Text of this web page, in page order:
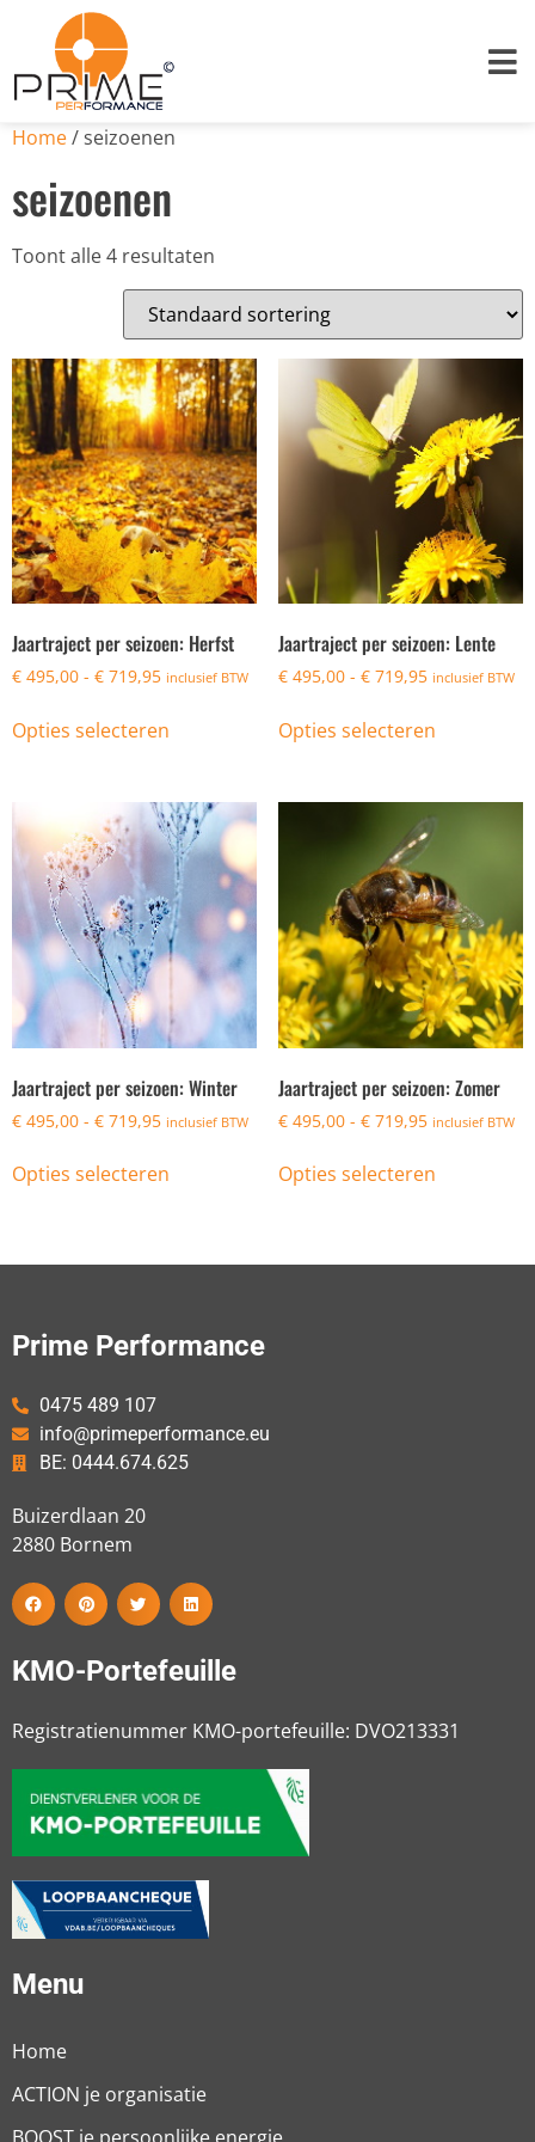
Home/ seizoenen
seizoenen
Toont alle 4 resultaten
Jaartraject per seizoen: Herfst
€ 495,00 - € 719,95 inclusief BTW
Opties selecteren
Jaartraject per seizoen: Lente
€495,00 - €719,95 inclusief BTW
Opties selecteren
Jaartraject per seizoen: Winter
€ 495,00 - € 719,95 inclusief BTW
Opties selecteren
Jaartraject per seizoen: Zomer
€495,00 - €719,95 inclusief BTW
Opties selecteren
Prime Performance
0475 489 107
info@primeperformance.eu
BE: 0444.674.625
Buizerdlaan 20
2880 Bornem
KMO-Portefeuille
Registratienummer KMO-portefeuille: DVO213331
Menu
Home
ACTION je organisatie